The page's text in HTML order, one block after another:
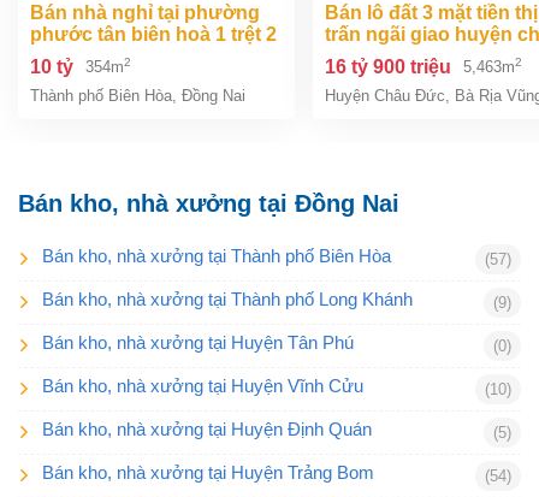
bán nhà nghỉ tại phường
phước tân biên hoà 1 trệt 2
lầu 354m2 giá chỉ 10 tỷ
10 tỷ 354m2
Thành phố Biên Hòa, Đồng Nai
bán lô đất 3 mặt tiền thị
trấn ngãi giao huyện
đức bà rịa vũng tàu giá
tỷ 9
16 tỷ 900 triệu 5,463m2
Huyện Châu Đức, Bà Rịa
Bán kho, nhà xưởng tại Đồng Nai
Bán kho, nhà xưởng tại Thành phố Biên Hòa (57)
Bán kho, nhà xưởng tại Thành phố Long Khánh (9)
Bán kho, nhà xưởng tại Huyện Tân Phú (0)
Bán kho, nhà xưởng tại Huyện Vĩnh Cửu (10)
Bán kho, nhà xưởng tại Huyện Định Quán (5)
Bán kho, nhà xưởng tại Huyện Trảng Bom (54)